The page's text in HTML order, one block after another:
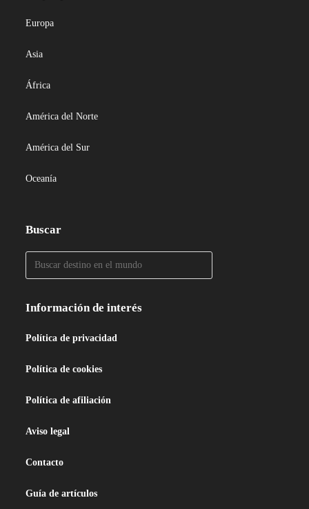
Europa
Asia
África
América del Norte
América del Sur
Oceanía
Buscar
Información de interés
Política de privacidad
Política de cookies
Política de afiliación
Aviso legal
Contacto
Guía de artículos